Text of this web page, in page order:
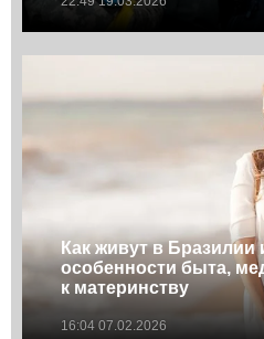
Как живут в Бразилии
особенности быта,
к материнству
16:04 07.02.2026